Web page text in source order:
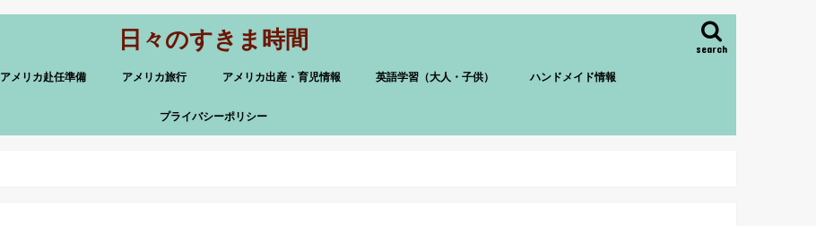
日々のすきま時間 search
アメリカ赴任準備 アメリカ旅行 アメリカ出産・育児情報 英語学習（大人・子供） ハンドメイド情報
プライバシーポリシー